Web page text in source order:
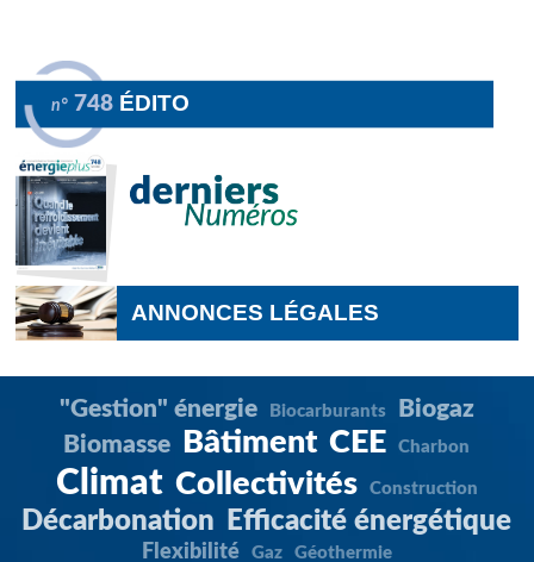
n° 748 ÉDITO
ANNONCES LÉGALES
"Gestion" énergie Biocarburants
Biogaz
Biomasse
Bâtiment CEE Charbon
Climat Collectivités Construction
Décarbonation Efficacité énergétique
Flexibilité Gaz
Géothermie